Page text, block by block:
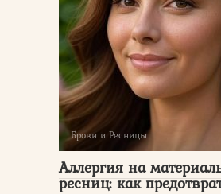
Брови и Ресницы
Аллергия на
ресниц: как